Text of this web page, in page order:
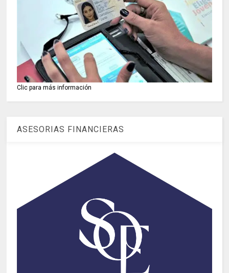
Clic para más información
ASESORIAS FINANCIERAS